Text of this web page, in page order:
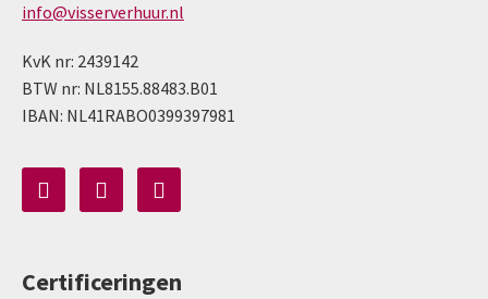
info@visserverhuur.nl
KvK nr: 2439142
BTW nr: NL8155.88483.B01
IBAN: NL41RABO0399397981
Certificeringen